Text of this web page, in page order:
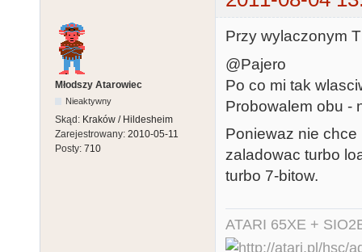
Młodszy Atarowiec
Nieaktywny
Skąd: Kraków / Hildesheim
Zarejestrowany: 2010-05-11
Posty: 710
Przy wylaczonym
@Pajero
Po co mi tak
Probowalem obu -
Poniewaz nie
zaladowac turbo
turbo 7-bitow.
ATARI 65XE +